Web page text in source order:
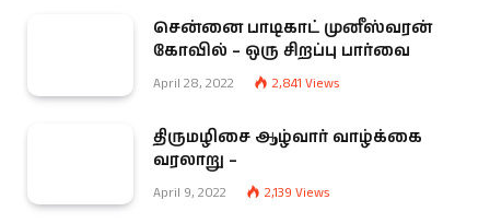
சென்னை பாடிகாட் முனீஸ்வரன்
கோவில் – ஒரு சிறப்பு பார்வை
April 28, 2022 2,841 Views
திருமழிசை ஆழ்வார் வாழ்க்கை
வரலாறு –
April 9, 2022 2,139 Views